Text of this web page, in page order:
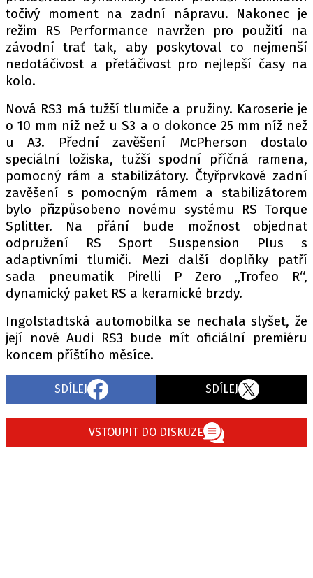
točivý moment na zadní nápravu. Nakonec je
režim RS Performance navržen pro použití na
závodní trať tak, aby poskytoval co nejmenší
nedotáčivost a přetáčivost pro nejlepší časy na
kolo.
Nová RS3 má tužší tlumiče a pružiny. Karoserie je
o 10 mm níž než u S3 a o dokonce 25 mm níž než
u A3. Přední zavěšení McPherson dostalo
speciální ložiska, tužší spodní příčná ramena,
pomocný rám a stabilizátory. Čtyřprvkové zadní
zavěšení s pomocným rámem a stabilizátorem
bylo přizpůsobeno novému systému RS Torque
Splitter. Na přání bude možnost objednat
odpružení RS Sport Suspension Plus s
adaptivními tlumiči. Mezi další doplňky patří
sada pneumatik Pirelli P Zero „Trofeo R“,
dynamický paket RS a keramické brzdy.
Ingolstadtská automobilka se nechala slyšet, že
její nové Audi RS3 bude mít oficiální premiéru
koncem příštího měsíce.
SDÍLEJ SDÍLEJ
VSTOUPIT DO DISKUZE